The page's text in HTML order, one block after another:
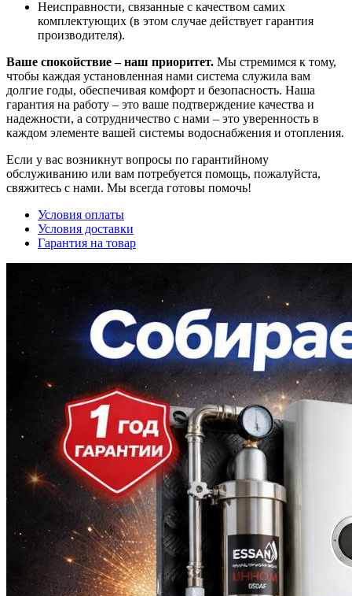
Неисправности, связанные с качеством самих
комплектующих (в этом случае действует гарантия
производителя).
Ваше спокойствие – наш приоритет. Мы стремимся к тому,
чтобы каждая установленная нами система служила вам
долгие годы, обеспечивая комфорт и безопасность. Наша
гарантия на работу – это ваше подтверждение качества и
надежности, а сотрудничество с нами – это уверенность в
каждом элементе вашей системы водоснабжения и отопления.
Если у вас возникнут вопросы по гарантийному
обслуживанию или вам потребуется помощь, пожалуйста,
свяжитесь с нами. Мы всегда готовы помочь!
Условия оплаты
Условия доставки
Гарантия на товар